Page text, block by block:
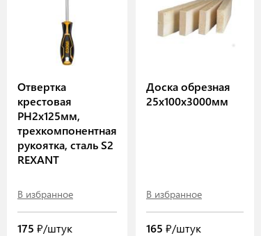
Отвертка
крестовая
PH2х125мм,
трехкомпонентная
рукоятка, сталь S2
REXANT
В избранное
175 ₽/штук
Доска обрезная
25х100х3000мм
В избранное
165 ₽/штук